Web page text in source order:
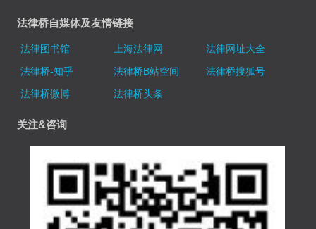
法律桥自媒体及友情链接
法律图书馆 上海法律网
法律网址大全
法律桥-知乎
法律桥B站空间
法律桥搜狐号
法律桥微博
法律桥头条
关注&咨询